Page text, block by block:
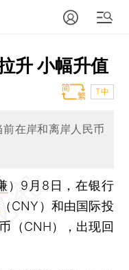
升 小幅升值
T中
在岸和离岸人民币
） 9月8日，在银行
（CNY）和由国际投
（CNH），出现回